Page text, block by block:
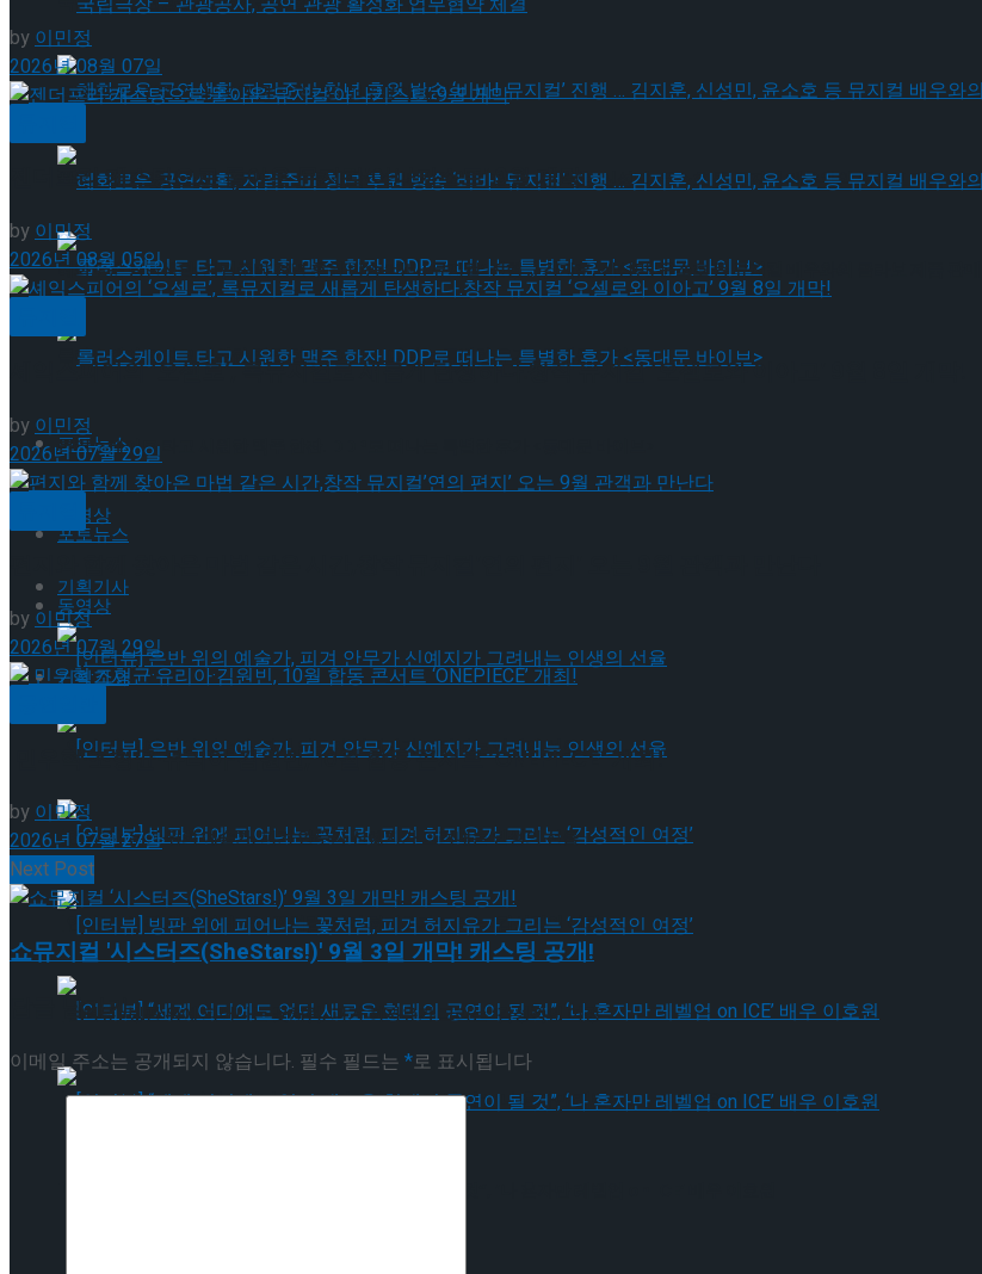
혜화로운 공연생활, 자립준비 청년 후원 방송 ‘비바! 뮤지컬’ 진행 … 김지훈, 신성민, 윤소호 등 뮤지컬 배우와의 콜라보 제품 판매
롤러스케이트 타고 시원한 맥주 한잔! DDP로 떠나는 특별한 휴가 <동대문 바이브>
포토뉴스
동영상
기획기사
[인터뷰] 은반 위의 예술가, 피겨 안무가 신예지가 그려내는 인생의 선율
[인터뷰] 빙판 위에 피어나는 꽃처럼, 피겨 허지유가 그리는 ‘감성적인 여정’
[인터뷰] “세계 어디에도 없던 새로운 형태의 공연이 될 것”, ‘나 혼자만 레벨업 on ICE’ 배우 이호원
국립극장 – 관광공사, 공연 관광 활성화 업무협약 체결
혜화로운 공연생활, 자립준비 청년 후원 방송 ‘비바! 뮤지컬’ 진행 … 김지훈, 신성민, 윤소호 등 뮤지컬 배우와의 콜라보 제품 판매
롤러스케이트 타고 시원한 맥주 한잔! DDP로 떠나는 특별한 휴가 <동대문 바이브>
포토뉴스
동영상
기획기사
[인터뷰] 은반 위의 예술가, 피겨 안무가 신예지가 그려내는 인생의 선율
[인터뷰] 빙판 위에 피어나는 꽃처럼, 피겨 허지유가 그리는 ‘감성적인 여정’
by 이민정
2026년 08월 07일
젠더프리 캐스팅으로 돌아온 뮤지컬’아나키스트’ 9월 개막
by이민정
2026년 08월 05일
셰익스피어의 ‘오셀로’, 록뮤지컬로 새롭게 탄생하다.창작 뮤지컬 ‘오셀로와 이아고’ 9월 8일 개막!
by 이민정
2026년 07월 29일
by이민정
2026년 07월 29일
민우혁·조형균·유리아·김원빈, 10월 합동 콘서트 ‘ONEPIECE’ 개최!
by이민정
2026년 07월 27일
Next Post
쇼뮤지컬 '시스터즈(SheStars!)' 9월 3일 개막! 캐스팅 공개!
답글 남기기
이메일 주소는 공개되지 않습니다. 필수 필드는 *로 표시됩니다